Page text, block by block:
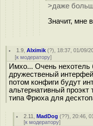
>даже
Значит, мне
1.9 ,Alximik (?), 18:37, 01/09/
[к модератору]
Имхо... Очень
дружественый
потом конфиги будут
альтернативный проэкт
типа Фрюха для
2.11 ,MadDog (??), 20:46,
[к модератору]